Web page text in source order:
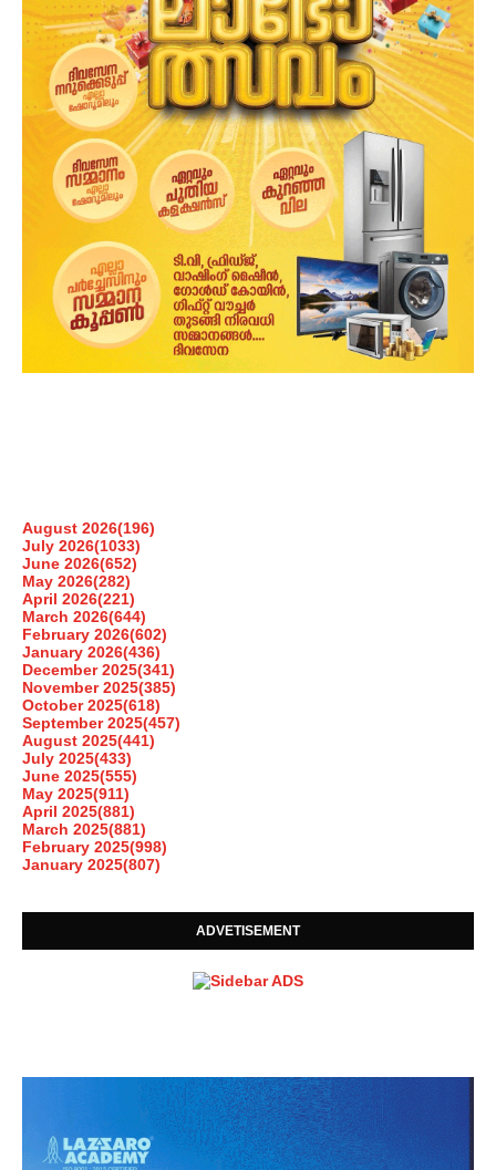
August 2026(196)
July 2026(1033)
June 2026(652)
May 2026(282)
April 2026(221)
March 2026(644)
February 2026(602)
January 2026(436)
December 2025(341)
November 2025(385)
October 2025(618)
September 2025(457)
August 2025(441)
July 2025(433)
June 2025(555)
May 2025(911)
April 2025(881)
March 2025(881)
February 2025(998)
January 2025(807)
ADVETISEMENT